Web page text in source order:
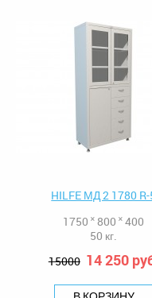
HILFE МД 2 1780
1750 ˟ 800 ˟ 400
50 кг.
15000 14 250